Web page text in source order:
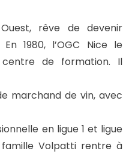
rêve de devenir
1980, l’OGC Nice le
de formation. Il
marchand de vin, avec
en ligue 1 et ligue
Volpatti rentre à